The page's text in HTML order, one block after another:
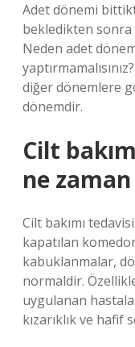
Adet dönemi
bekledikten sonra
Neden adet
diğer dönemlere
dönemdir.
Cilt
ne
Cilt bakımı
kapatılan
kabuklanmalar,
normaldir.
uygulanan
kızarıklık ve